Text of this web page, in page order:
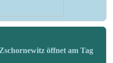
öffnet am Tag